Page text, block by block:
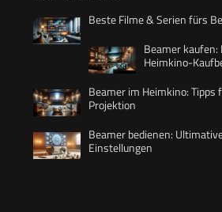
Beste Filme & Serien fürs
Beamer
Heimkino-
Beamer im Heimkino: Tipps
Projektion
Beamer bedienen:
Einstellungen